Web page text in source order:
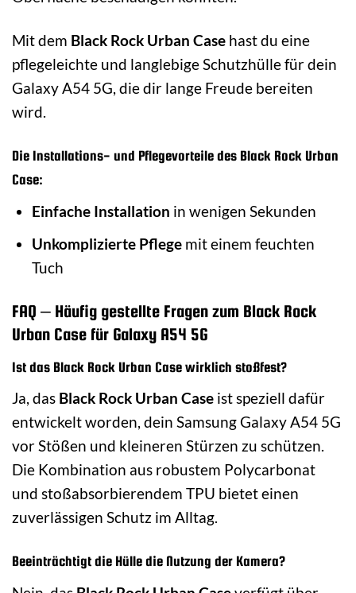
Mit dem Black Rock Urban Case hast du eine
pflegeleichte und langlebige Schutzhülle für dein
Galaxy A54 5G, die dir lange Freude bereiten
wird.
Die Installations- und Pflegevorteile des Black Rock Urban
Case:
Einfache Installation in wenigen Sekunden
Unkomplizierte Pflegemit einem feuchten
Tuch
FAQ – Häufig gestellte Fragen zum Black Rock
Urban Case für Galaxy A54 5G
Ist das Black Rock Urban Case wirklich stoßfest?
Ja, das Black Rock Urban Case ist speziell dafür
entwickelt worden, dein Samsung Galaxy A54 5G
vor Stößen und kleineren Stürzen zu schützen.
Die Kombination aus robustem Polycarbonat
und stoßabsorbierendem TPU bietet einen
zuverlässigen Schutz im Alltag.
Beeinträchtigt die Hülle die Nutzung der Kamera?